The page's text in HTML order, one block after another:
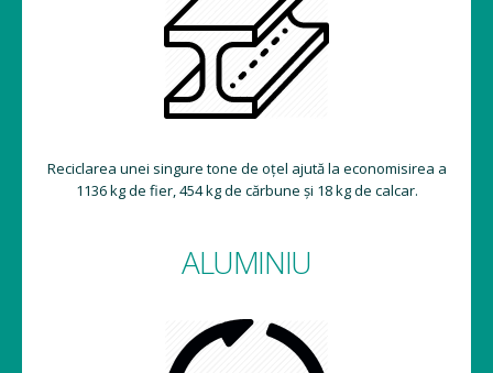
Reciclarea unei singure tone de oțel ajută la economisirea a
1136 kg de fier, 454 kg de cărbune și 18 kg de calcar.
ALUMINIU